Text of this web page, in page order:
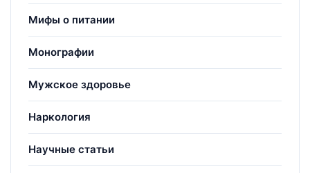
Мифы о питании
Монографии
Мужское здоровье
Наркология
Научные статьи